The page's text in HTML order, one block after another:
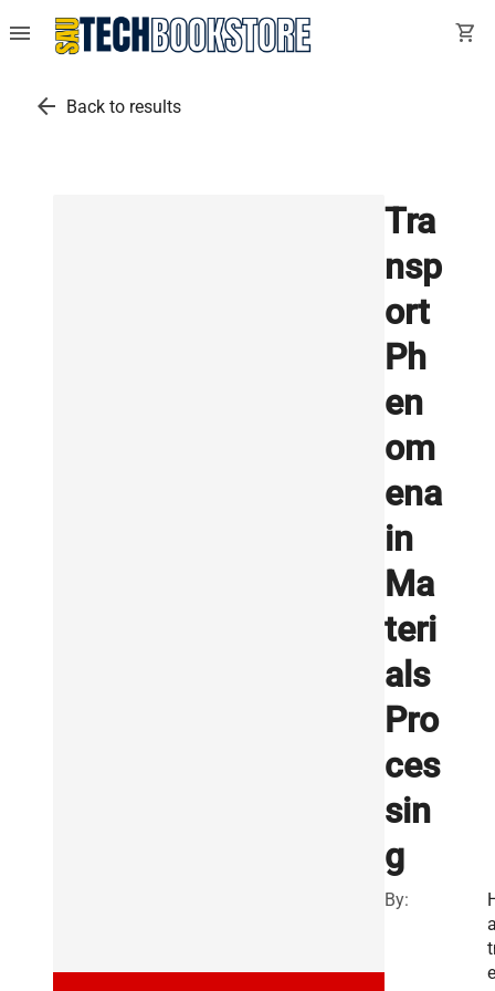
menu shopping_cart
arrow_back Back to results
Tra
nsp
ort
Ph
en
om
ena
in
Ma
teri
als
Pro
ces
sin
g
By: